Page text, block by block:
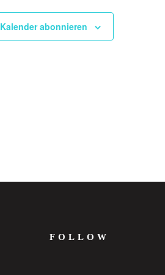
Kalender abonnieren
FOLLOW